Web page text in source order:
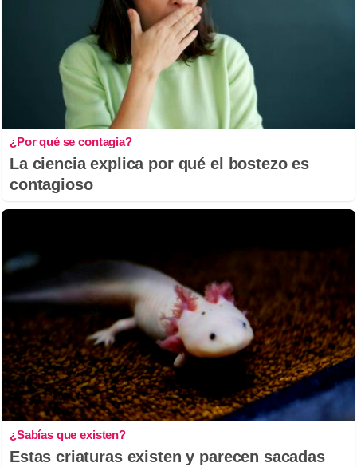
¿Por qué se contagia?
La ciencia explica por qué el bostezo es
contagioso
¿Sabías que existen?
Estas criaturas existen y parecen sacadas